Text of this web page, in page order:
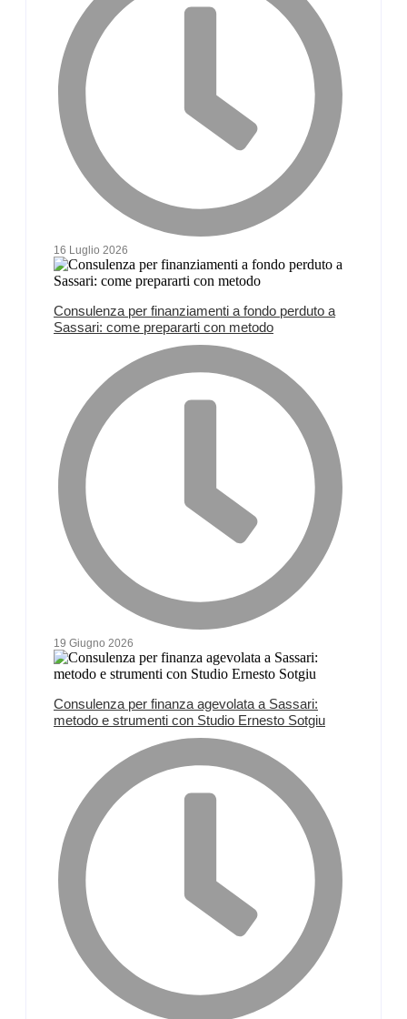
16 Luglio 2026
Consulenza per finanziamenti a fondo perduto a
Sassari: come prepararti con metodo
19 Giugno 2026
Consulenza per finanza agevolata a Sassari:
metodo e strumenti con Studio Ernesto Sotgiu